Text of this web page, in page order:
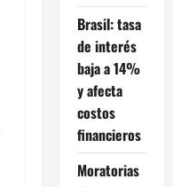
Brasil: tasa
de interés
baja a 14%
y afecta
costos
financieros
Moratorias